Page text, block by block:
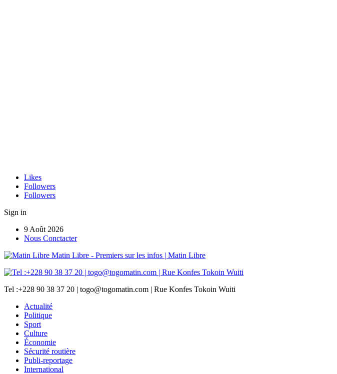
Likes
Followers
Followers
Sign in
9 Août 2026
Nous Conctacter
Matin Libre - Premiers sur les infos | Matin Libre
Tel :+228 90 38 37 20 | togo@togomatin.com | Rue Konfes Tokoin Wuiti
Actualité
Politique
Sport
Culture
Économie
Sécurité routière
Publi-reportage
International